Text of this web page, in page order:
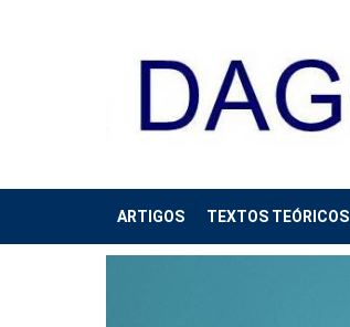
ARTIGOS TEXTOS TEÓRICOS